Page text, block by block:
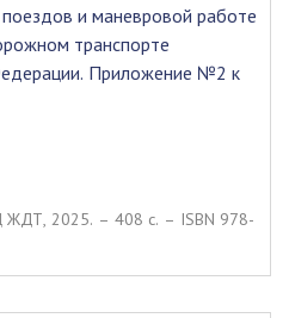
и маневровой работе
транспорте
Приложение №2 к
ЖДТ, 2025. – 408 c. – ISBN 978-